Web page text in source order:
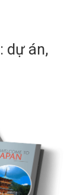
: dự án,